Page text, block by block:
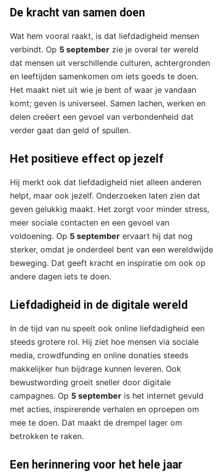
De kracht van samen doen
Wat hem vooral raakt, is dat liefdadigheid mensen
verbindt. Op 5 september zie je overal ter wereld
dat mensen uit verschillende culturen, achtergronden
en leeftijden samenkomen om iets goeds te doen.
Het maakt niet uit wie je bent of waar je vandaan
komt; geven is universeel. Samen lachen, werken en
delen creëert een gevoel van verbondenheid dat
verder gaat dan geld of spullen.
Het positieve effect op jezelf
Hij merkt ook dat liefdadigheid niet alleen anderen
helpt, maar ook jezelf. Onderzoeken laten zien dat
geven gelukkig maakt. Het zorgt voor minder stress,
meer sociale contacten en een gevoel van
voldoening. Op 5 september ervaart hij dat nog
sterker, omdat je onderdeel bent van een wereldwijde
beweging. Dat geeft kracht en inspiratie om ook op
andere dagen iets te doen.
Liefdadigheid in de digitale wereld
In de tijd van nu speelt ook online liefdadigheid een
steeds grotere rol. Hij ziet hoe mensen via sociale
media, crowdfunding en online donaties steeds
makkelijker hun bijdrage kunnen leveren. Ook
bewustwording groeit sneller door digitale
campagnes. Op 5 september is het internet gevuld
met acties, inspirerende verhalen en oproepen om
mee te doen. Dat maakt de drempel lager om
betrokken te raken.
Een herinnering voor het hele jaar